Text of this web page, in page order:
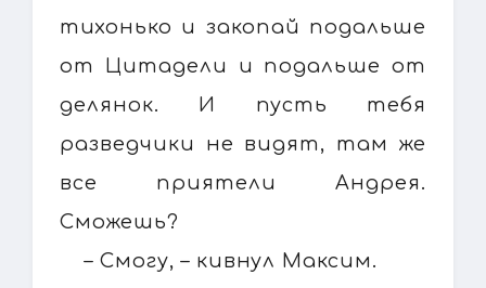
тихонько и закопай подальше
от Цитадели и подальше от
делянок. И пусть тебя
разведчики не видят, там же
все приятели Андрея.
Сможешь?
– Смогу, – кивнул Максим.